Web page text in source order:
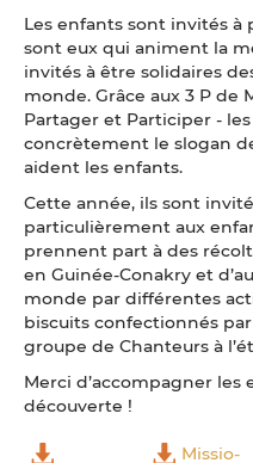
Les enfants sont invités à
sont eux qui animent la
invités à être solidaires
monde. Grâce aux 3 P de
Partager et Participer -
concrètement le slogan
aident les enfants.
Cette année, ils sont
particulièrement aux
prennent part à des
en Guinée-Conakry et
monde par différentes
biscuits confectionnés
groupe de Chanteurs à
Merci d’accompagner les
découverte !
Missio-